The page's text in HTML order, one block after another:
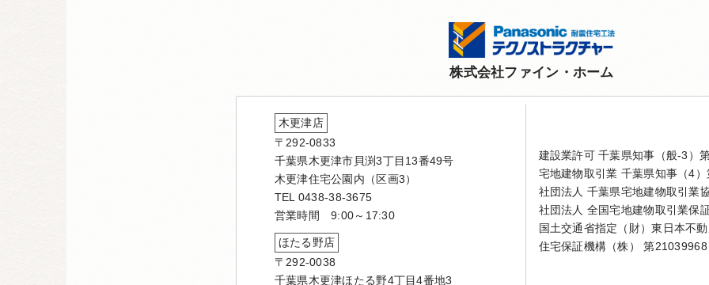
株式会社ファイン・ホーム
木更津店
〒292-0833
千葉県木更津市貝渕3丁目13番49号
木更津住宅公園内（区画3）
TEL 0438-38-3675
営業時間 9:00～17:30
ほたる野店
〒292-0038
千葉県木更津ほたる野4丁目4番地3
建設業許可 千葉県知事（般-3）
宅地建物取引業 千葉県知事（4
社団法人 千葉県宅地建物取引業
社団法人 全国宅地建物取引業保
国土交通省指定（財）東日本不
住宅保証機構（株） 第21039968